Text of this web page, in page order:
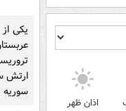
اذان ظهر
یکی
ارتش
سوریه